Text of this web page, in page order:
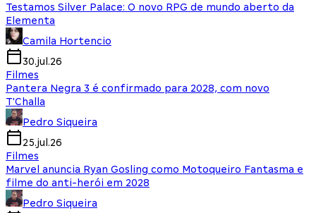
Testamos Silver Palace: O novo RPG de mundo aberto da
Elementa
Camila Hortencio
30.jul.26
Filmes
Pantera Negra 3 é confirmado para 2028, com novo
T'Challa
Pedro Siqueira
25.jul.26
Filmes
Marvel anuncia Ryan Gosling como Motoqueiro Fantasma e
filme do anti-herói em 2028
Pedro Siqueira